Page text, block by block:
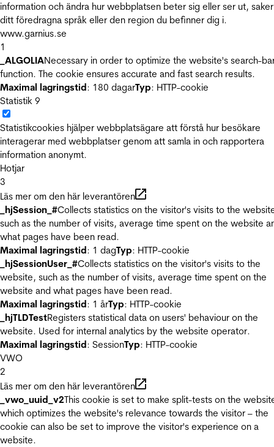
information och ändra hur webbplatsen beter sig eller ser ut,
ditt föredragna språk eller den region du befinner dig i.
www.garnius.se
1
_ALGOLIANecessary in order to optimize the website's search-
function. The cookie ensures accurate and fast search results.
Maximal lagringstid: 180 dagarTyp: HTTP-cookie
Statistik 9
Statistikcookies hjälper webbplatsägare att förstå hur besökare
interagerar med webbplatser genom att samla in och rapportera
information anonymt.
Hotjar
3
Läs mer om den här leverantören
_hjSession_#Collects statistics on the visitor's visits to the
such as the number of visits, average time spent on the website
what pages have been read.
Maximal lagringstid: 1 dagTyp: HTTP-cookie
_hjSessionUser_#Collects statistics on the visitor's visits to the
website, such as the number of visits, average time spent on the
website and what pages have been read.
Maximal lagringstid: 1 årTyp: HTTP-cookie
_hjTLDTestRegisters statistical data on users' behaviour on the
website. Used for internal analytics by the website operator.
Maximal lagringstid: SessionTyp: HTTP-cookie
VWO
2
Läs mer om den här leverantören
_vwo_uuid_v2This cookie is set to make split-tests on the
which optimizes the website's relevance towards the visitor – the
cookie can also be set to improve the visitor's experience on a
website.